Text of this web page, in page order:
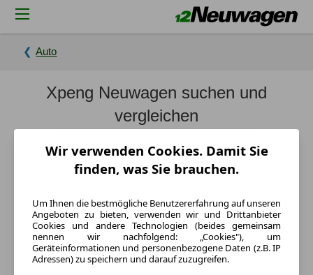
Auto
Xpeng Neuwagen suchen und
vergleichen
Suchen
Wir verwenden Cookies. Damit Sie
finden, was Sie brauchen.
Um Ihnen die bestmögliche Benutzererfahrung auf unseren
Angeboten zu bieten, verwenden wir und Drittanbieter
Cookies und andere Technologien (beides gemeinsam
nennen wir nachfolgend: „Cookies"), um
Geräteinformationen und personenbezogene Daten (z.B. IP
Adressen) zu speichern und darauf zuzugreifen.